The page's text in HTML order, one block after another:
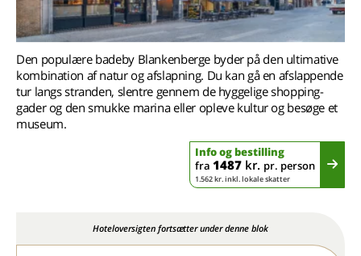
Den populære badeby Blankenberge byder på den ultimative
kombination af natur og afslapning. Du kan gå en afslappende
tur langs stranden, slentre gennem de hyggelige shopping-
gader og den smukke marina eller opleve kultur og besøge et
museum.
Info og bestilling
fra 1487 kr. pr. person
1.562 kr. inkl. lokale skatter
Hoteloversigten fortsætter under denne blok